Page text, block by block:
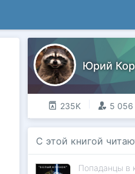
Юрий
235K 5 056
С этой книгой
Попаданцы в